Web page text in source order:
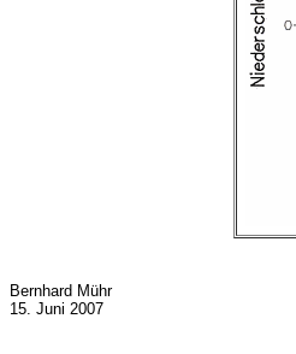
Bernhard Mühr
15. Juni 2007